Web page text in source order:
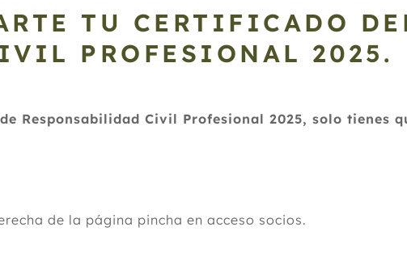
TU CERTIFICADO
PROFESIONAL 2025.
Responsabilidad Civil Profesional 2025, solo tienes
de la página pincha en acceso socios.